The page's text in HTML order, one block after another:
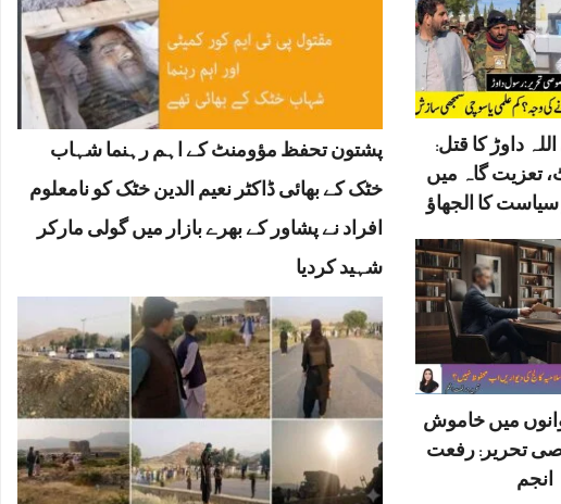
داوڑ کا قتل:
تعزیت گاہ میں
سیاست کا الجھاؤ
میں خاموش
تحریر: رفعت
انجم
پشتون تحفظ مؤومنٹ کے اہم رہنما شہاب
خٹک کے بھائی ڈاکٹر نعیم الدین خٹک کو نامعلوم
افراد نے پشاور کے بھرے بازار میں گولی مارکر
شہید کردیا